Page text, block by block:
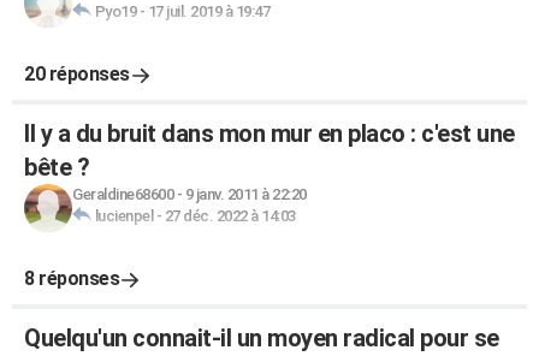
Pyo19- 17 juil. 2019 à 19:47
20 réponses
Il y a du bruit dans mon mur en placo : c'est une
bête ?
Geraldine68600- 9 janv. 2011 à 22:20
lucienpel - 27 déc. 2022 à 14:03
8 réponses
Quelqu'un connait-il un moyen radical pour se